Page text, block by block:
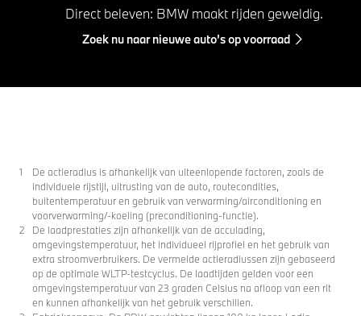
Direct beleven: BMW maakt rijden geweldig.
Zoek nu naar nieuwe auto’s op voorraad
De actieradius is afhankelijk van uiteenlopende factoren, zoals de
individuele rijstijl, uitrusting van de auto, routecondities,
buitentemperatuur en gebruik van verwarming/airconditioning en
voorverwarming/-koeling (preconditioning-functie).
De laadprestaties zijn afhankelijk van de acculading,
omgevingstemperatuur, het individueel rijprofiel en het gebruik van
extra stroomverbruikers. De vermelde actieradiussen zijn gebaseerd
op de optimale WLTP-testcyclus. De laadtijden gelden voor een
omgevingstemperatuur van 23 graden Celsius na afloop van een rit
en kunnen afhankelijk van het gebruik verschillen.